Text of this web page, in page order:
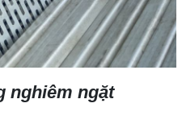
nghiêm ngặt